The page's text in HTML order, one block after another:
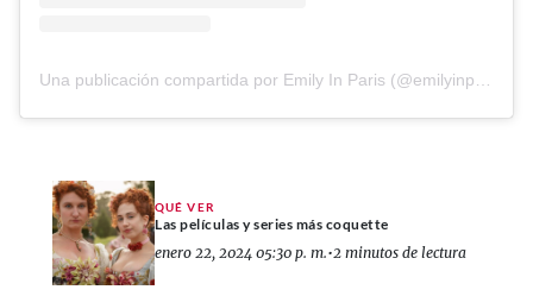
QUÉ VER
Las películas y series más coquette
enero 22, 2024 05:30 p. m.•2 minutos de lectura